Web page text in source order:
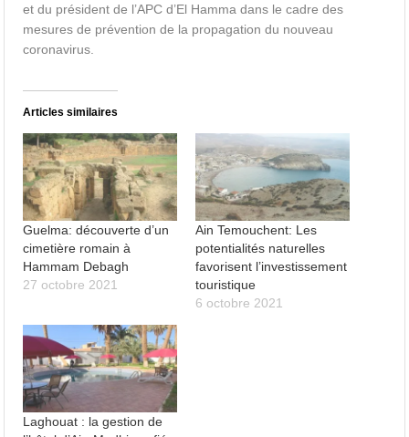
et du président de l’APC d’El Hamma dans le cadre des
mesures de prévention de la propagation du nouveau
coronavirus.
Articles similaires
Guelma: découverte d’un
cimetière romain à
Hammam Debagh
27 octobre 2021
Ain Temouchent: Les
potentialités naturelles
favorisent l’investissement
touristique
6 octobre 2021
Laghouat : la gestion de